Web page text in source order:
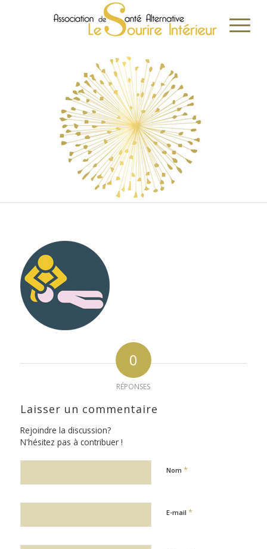
0
RÉPONSES
Laisser un commentaire
Rejoindre la discussion?
N'hésitez pas à contribuer !
Nom *
E-mail *